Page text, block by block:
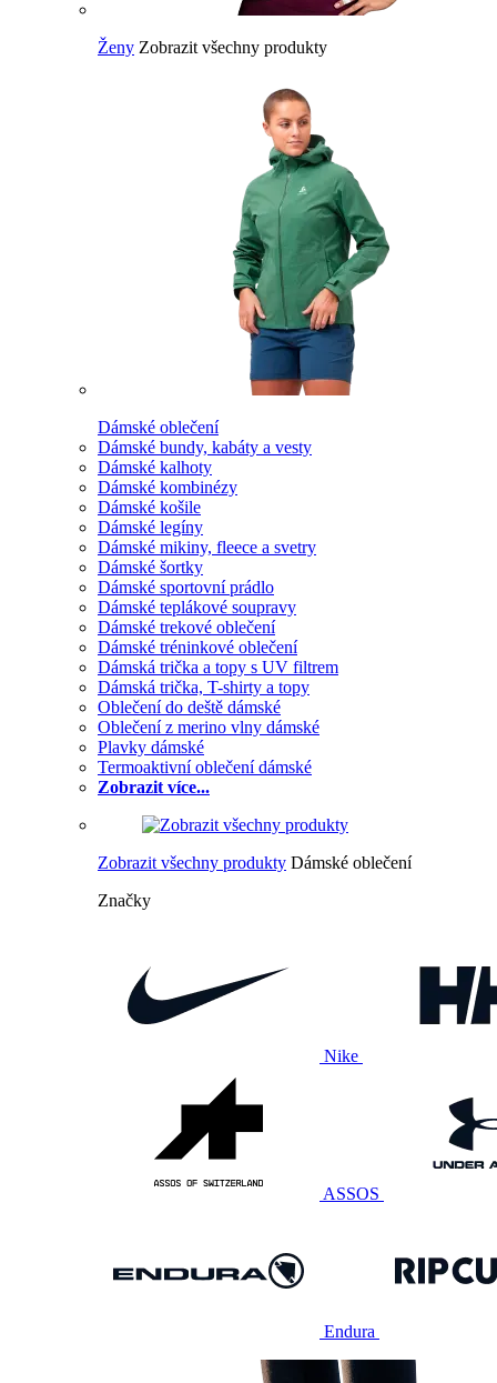
Ženy Zobrazit všechny produkty
Dámské oblečení
Dámské bundy, kabáty a vesty
Dámské kalhoty
Dámské kombinézy
Dámské košile
Dámské legíny
Dámské mikiny, fleece a svetry
Dámské šortky
Dámské sportovní prádlo
Dámské teplákové soupravy
Dámské trekové oblečení
Dámské tréninkové oblečení
Dámská trička a topy s UV filtrem
Dámská trička, T-shirty a topy
Oblečení do deště dámské
Oblečení z merino vlny dámské
Plavky dámské
Termoaktivní oblečení dámské
Zobrazit více...
Zobrazit všechny produkty Dámské oblečení
Značky
Nike
ASSOS
Endura